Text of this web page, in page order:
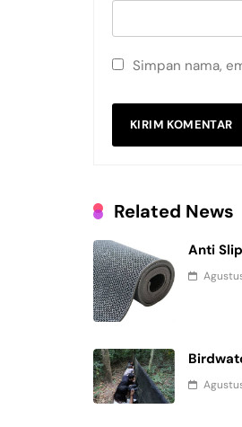
Simpan nama,
Related News
Anti